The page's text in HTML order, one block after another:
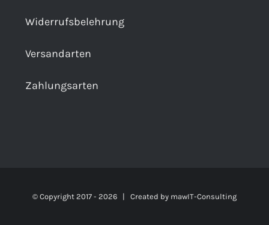
Widerrufsbelehrung
Versandarten
Zahlungsarten
© Copyright 2017 - 2026 | Created by mawIT-Consulting